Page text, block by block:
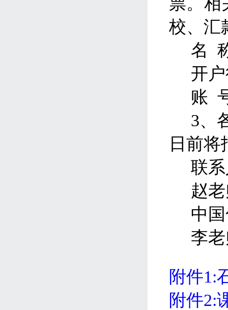
校、汇
名
开
账
3、
日前将
联
赵
中
李
附件1:
附件2: